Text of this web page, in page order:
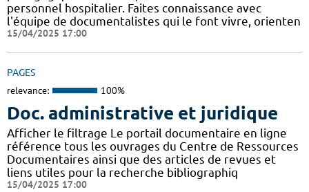
personnel hospitalier. Faites connaissance avec
l'équipe de documentalistes qui le font vivre, orienten
15/04/2025 17:00
PAGES
relevance: 100%
Doc. administrative et juridique
Afficher le filtrage Le portail documentaire en ligne
référence tous les ouvrages du Centre de Ressources
Documentaires ainsi que des articles de revues et
liens utiles pour la recherche bibliographiq
15/04/2025 17:00